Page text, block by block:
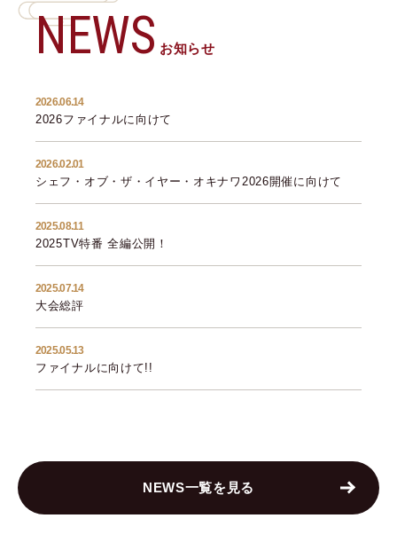
NEWS お知らせ
2026.06.14
2026ファイナルに向けて
2026.02.01
シェフ・オブ・ザ・イヤー・オキナワ2026開催に向けて
2025.08.11
2025TV特番 全編公開！
2025.07.14
大会総評
2025.05.13
ファイナルに向けて!!
NEWS一覧を見る